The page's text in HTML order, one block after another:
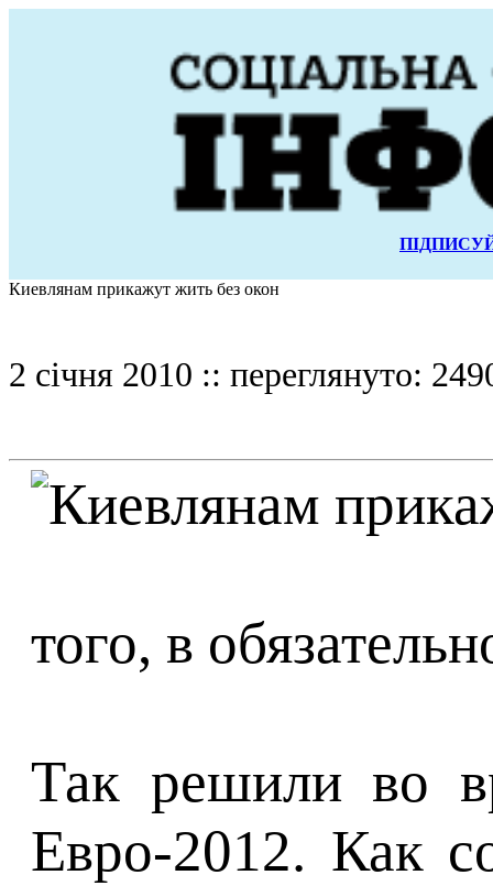
Киевлянам прикажут жить без окон
2 січня 2010 :: переглянуто:
того, в
Так решили во
Евро-2012. Как